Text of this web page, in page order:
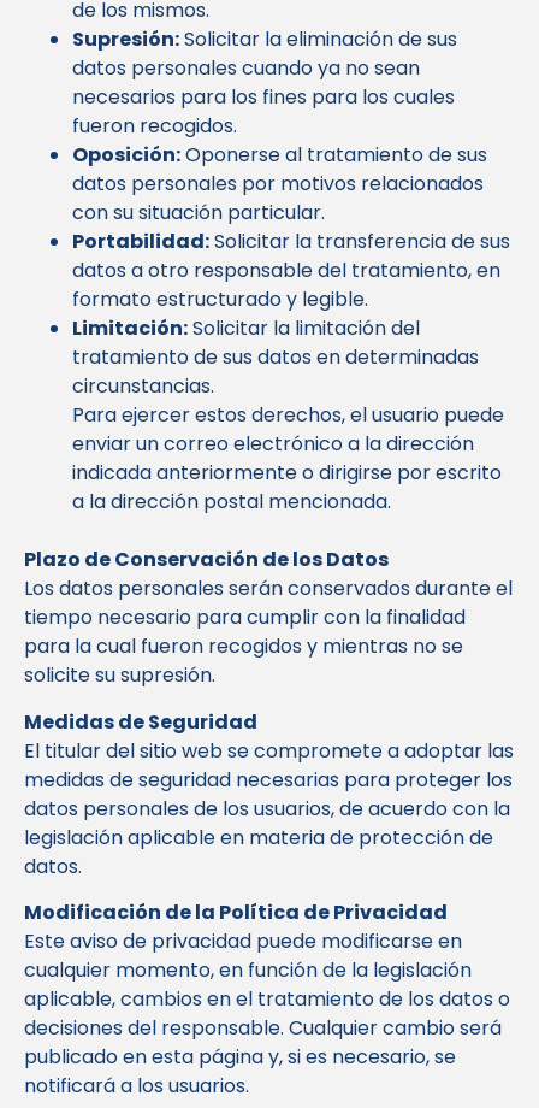
de los mismos.
Supresión:Solicitar la eliminación de sus
datos personales cuando ya no sean
necesarios para los fines para los cuales
fueron recogidos.
Oposición:Oponerse al tratamiento de sus
datos personales por motivos relacionados
con su situación particular.
Portabilidad:Solicitar la transferencia de sus
datos a otro responsable del tratamiento, en
formato estructurado y legible.
Limitación:Solicitar la limitación del
tratamiento de sus datos en determinadas
circunstancias.
Para ejercer estos derechos, el usuario puede
enviar un correo electrónico a la dirección
indicada anteriormente o dirigirse por escrito
a la dirección postal mencionada.
Plazo de Conservación de los Datos
Los datos personales serán conservados durante el
tiempo necesario para cumplir con la finalidad
para la cual fueron recogidos y mientras no se
solicite su supresión.
Medidas de Seguridad
El titular del sitio web se compromete a adoptar las
medidas de seguridad necesarias para proteger los
datos personales de los usuarios, de acuerdo con la
legislación aplicable en materia de protección de
datos.
Modificación de la Política de Privacidad
Este aviso de privacidad puede modificarse en
cualquier momento, en función de la legislación
aplicable, cambios en el tratamiento de los datos o
decisiones del responsable. Cualquier cambio será
publicado en esta página y, si es necesario, se
notificará a los usuarios.